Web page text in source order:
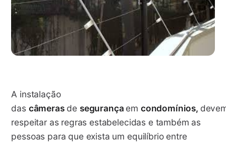
A instalação
das câmerasde segurança em condomínios,
respeitar as regras estabelecidas e também as
pessoas para que exista um equilíbrio entre